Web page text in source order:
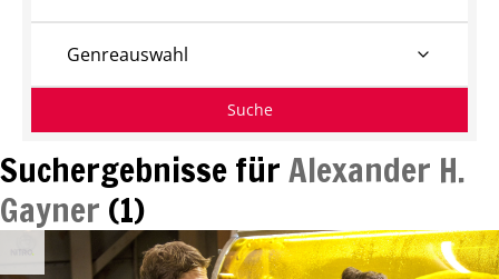
Suchergebnisse fürAlexander H.
Gayner (1)
Genreauswahl
Suche